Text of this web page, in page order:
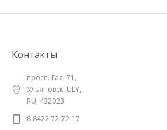
Контакты
просп. Гая, 71,
Ульяновск, ULY,
RU, 432023
8 8422 72-72-17